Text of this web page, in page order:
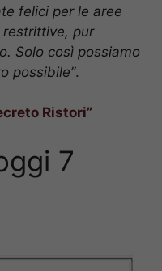
felici per le aree
restrittive, pur
Solo così possiamo
possibile”.
Ristori”
7